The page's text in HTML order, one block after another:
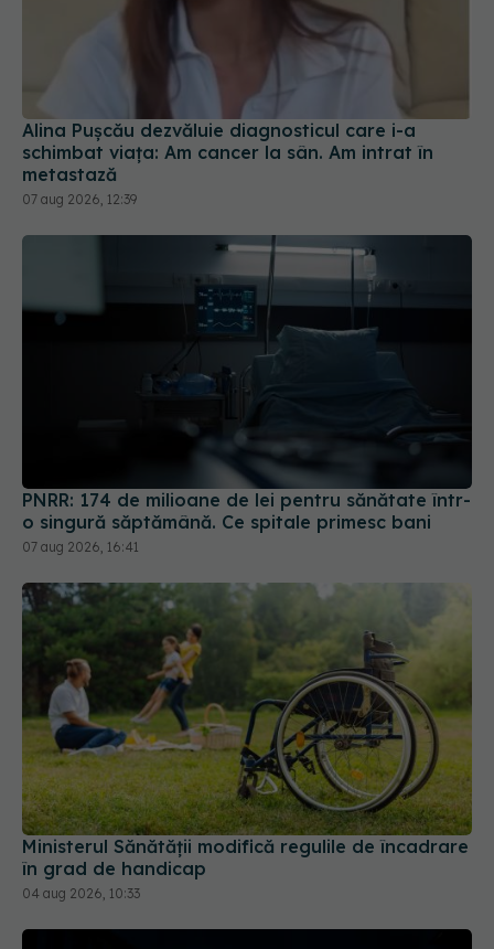
Alina Pușcău dezvăluie diagnosticul care i-a
schimbat viața: Am cancer la sân. Am intrat în
metastază
07 aug 2026, 12:39
PNRR: 174 de milioane de lei pentru sănătate într-
o singură săptămână. Ce spitale primesc bani
07 aug 2026, 16:41
Ministerul Sănătății modifică regulile de încadrare
în grad de handicap
04 aug 2026, 10:33